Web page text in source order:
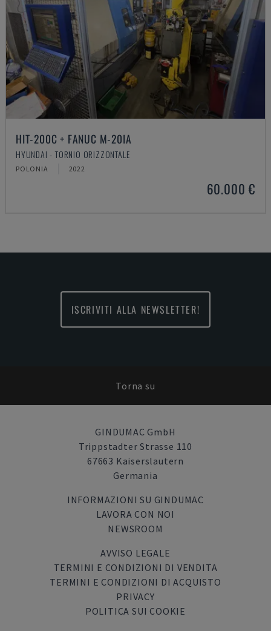
HIT-200C + FANUC M-20IA
HYUNDAI - TORNIO ORIZZONTALE
POLONIA 2022
60.000 €
ISCRIVITI ALLA NEWSLETTER!
Torna su
GINDUMAC GmbH
Trippstadter Strasse 110
67663 Kaiserslautern
Germania
INFORMAZIONI SU GINDUMAC
LAVORA CON NOI
NEWSROOM
AVVISO LEGALE
TERMINI E CONDIZIONI DI VENDITA
TERMINI E CONDIZIONI DI ACQUISTO
PRIVACY
POLITICA SUI COOKIE